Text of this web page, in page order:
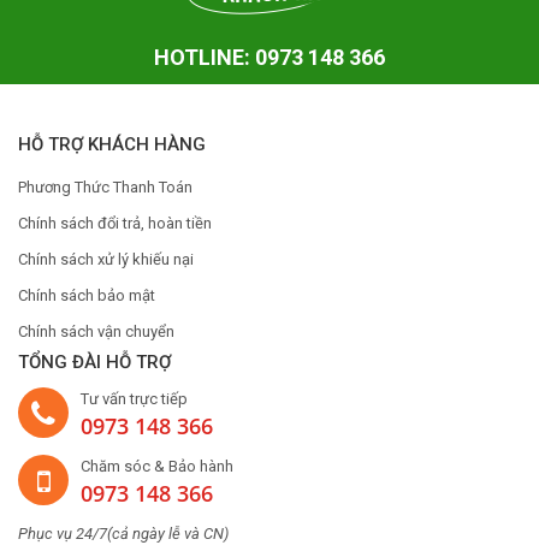
HOTLINE: 0973 148 366
HỖ TRỢ KHÁCH HÀNG
Phương Thức Thanh Toán
Chính sách đổi trả, hoàn tiền
Chính sách xử lý khiếu nại
Chính sách bảo mật
Chính sách vận chuyển
TỔNG ĐÀI HỖ TRỢ
Tư vấn trực tiếp
0973 148 366
Chăm sóc & Bảo hành
0973 148 366
Phục vụ 24/7(cả ngày lễ và CN)